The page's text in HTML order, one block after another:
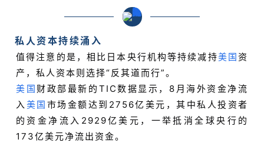
私人资本持续涌入
值得注意的是，相比日本央行机构等持续减持美国资
产，私人资本则选择“反其道而行”。
美国 财政部最新的TIC数据显示，8月海外资金净流
入 美国 市场金额达到2756亿美元，其中私人投资者
的资金净流入2929亿美元，一举抵消全球央行的
173亿美元净流出资金。